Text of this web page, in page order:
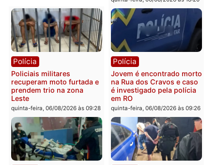
Polícia
Tragédia na BR-364:
colisão entre caminhão e
carro deixa quatro mortos
em Porto Velho
quinta-feira, 06/08/2026 às 20:51
Política
Ministro Dias Tofolli , do
TSE, determina
e processamento da
que pode levar à perda
mandato da prefeita de
Pimenta Bueno
quinta-feira, 06/08/2026 às
Polícia Polícia